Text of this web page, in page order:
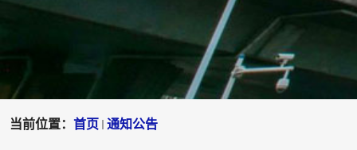
当前位置： 首页 通知公告